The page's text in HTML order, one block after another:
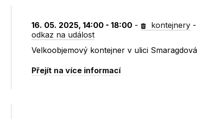
16. 05. 2025, 14:00 - 18:00 - kontejnery -
odkaz na událost
Velkoobjemový kontejner v ulici Smaragdová
Přejít na více informací